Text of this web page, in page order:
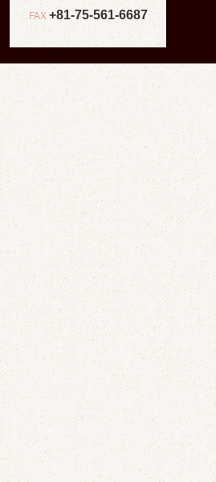
FAX +81-75-561-6687